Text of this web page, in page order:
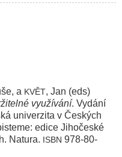
a KVĚT, Jan (eds)
využívání. Vydání
univerzita v Českých
edice Jihočeské
Natura. ISBN 978-80-